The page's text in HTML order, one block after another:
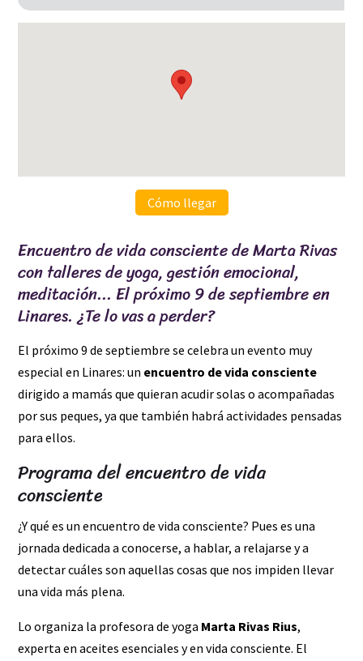
Cómo llegar
Encuentro de vida consciente de Marta Rivas
con talleres de yoga, gestión emocional,
meditación... El próximo 9 de septiembre en
Linares. ¿Te lo vas a perder?
El próximo 9 de septiembre se celebra un evento muy
especial en Linares: un encuentro de vida consciente
dirigido a mamás que quieran acudir solas o acompañadas
por sus peques, ya que también habrá actividades pensadas
para ellos.
Programa del encuentro de vida
consciente
¿Y qué es un encuentro de vida consciente? Pues es una
jornada dedicada a conocerse, a hablar, a relajarse y a
detectar cuáles son aquellas cosas que nos impiden llevar
una vida más plena.
Lo organiza la profesora de yoga Marta Rivas Rius,
experta en aceites esenciales y en vida consciente. El